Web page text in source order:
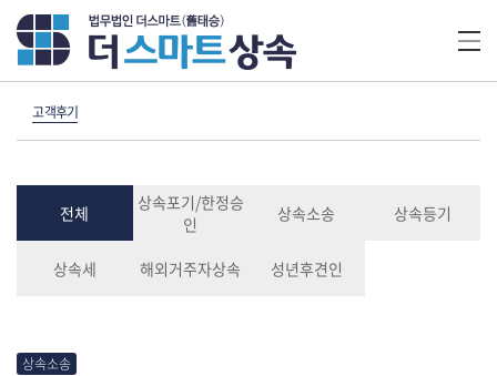
고객후기
전체
상속포기/한정승
인
상속소송 상속등기
상속세 해외거주자상속 성년후견인
상속소송